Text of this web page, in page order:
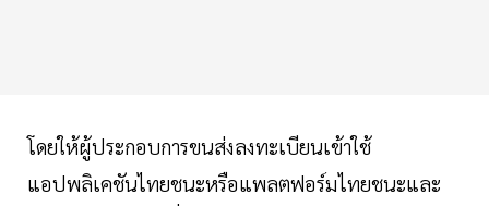
โดยให้ผู้ประกอบการขนส่งลงทะเบียนเข้าใช้
แอปพลิเคชันไทยชนะหรือแพลตฟอร์มไทยชนะและ